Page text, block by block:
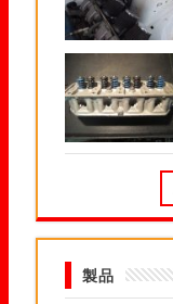
製品